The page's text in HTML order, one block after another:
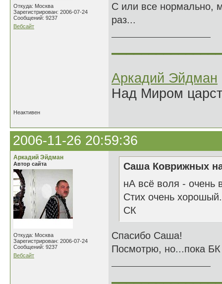
Откуда: Москва
Зарегистрирован: 2006-07-24
Сообщений: 9237
Вебсайт
С или все нормально,
раз...
Аркадий Эйдман
Над Миром
Неактивен
2006-11-26 20:59:36
Аркадий Эйдман
Автор сайта
Откуда: Москва
Зарегистрирован: 2006-07-24
Сообщений: 9237
Вебсайт
Саша Коврижных
нА всё воля - очень
Стих очень хорошый.
СК
Спасибо Саша!
Посмотрю, но...пока БК